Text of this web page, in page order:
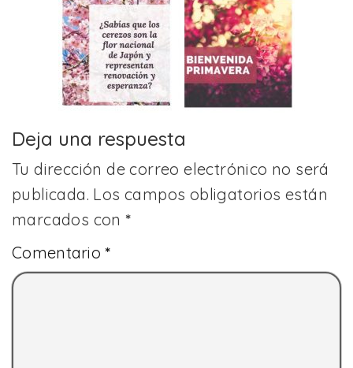
Deja una respuesta
Tu dirección de correo electrónico no será
publicada. Los campos obligatorios están
marcados con*
Comentario*